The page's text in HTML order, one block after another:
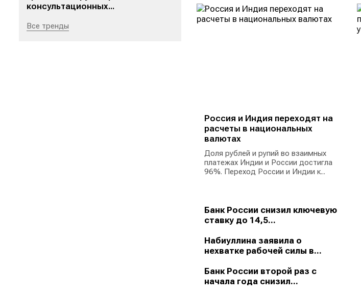
Россия и Индия переходят на
расчеты в национальных
валютах
Доля рублей и рупий во взаимных
платежах Индии и России достигла
96%. Переход России и Индии к...
Банк России снизил ключевую
ставку до 14,5...
Набиуллина заявила о
нехватке рабочей силы в...
Банк России второй раз с
начала года снизил...
консультационных...
Все тренды